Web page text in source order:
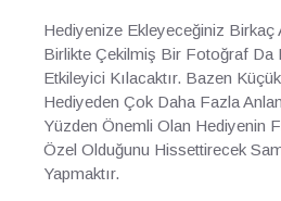
Hediyenize Ekleyeceğiniz Birkaç
Birlikte Çekilmiş Bir Fotoğraf Da
Etkileyici Kılacaktır. Bazen
Hediyeden Çok Daha Fazla
Yüzden Önemli Olan Hediyenin
Özel Olduğunu Hissettirecek
Yapmaktır.